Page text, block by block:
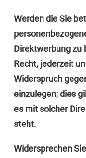
Werden die Sie
Direktwerbung zu
Recht, jederzeit
Widerspruch
einzulegen; dies
es mit solcher
steht.
Widersprechen